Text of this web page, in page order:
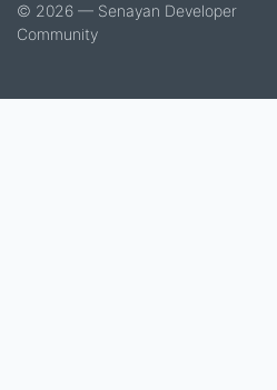
© 2026 — Senayan Developer
Community